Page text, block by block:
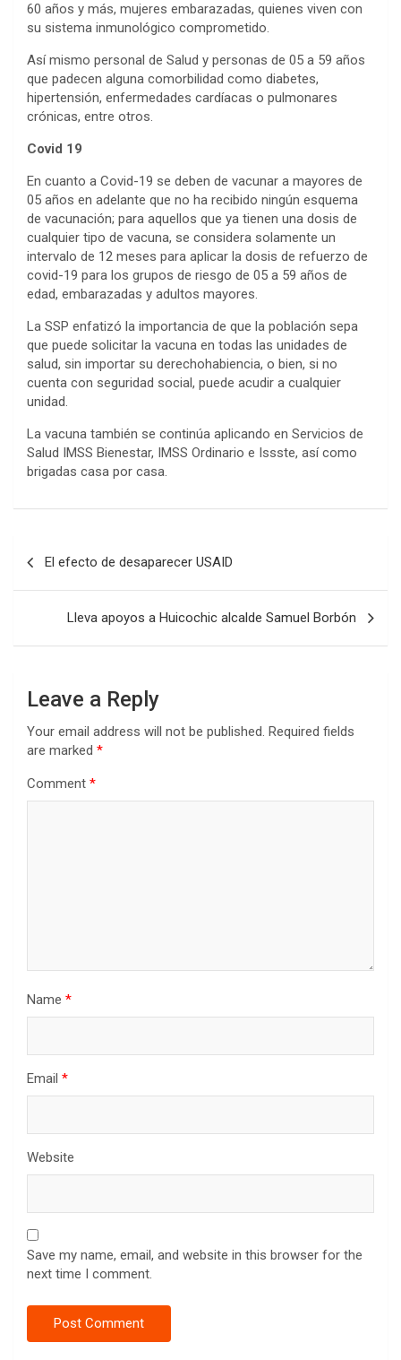
60 años y más, mujeres embarazadas, quienes viven con
su sistema inmunológico comprometido.
Así mismo personal de Salud y personas de 05 a 59 años
que padecen alguna comorbilidad como diabetes,
hipertensión, enfermedades cardíacas o pulmonares
crónicas, entre otros.
Covid 19
En cuanto a Covid-19 se deben de vacunar a mayores de
05 años en adelante que no ha recibido ningún esquema
de vacunación; para aquellos que ya tienen una dosis de
cualquier tipo de vacuna, se considera solamente un
intervalo de 12 meses para aplicar la dosis de refuerzo de
covid-19 para los grupos de riesgo de 05 a 59 años de
edad, embarazadas y adultos mayores.
La SSP enfatizó la importancia de que la población sepa
que puede solicitar la vacuna en todas las unidades de
salud, sin importar su derechohabiencia, o bien, si no
cuenta con seguridad social, puede acudir a cualquier
unidad.
La vacuna también se continúa aplicando en Servicios de
Salud IMSS Bienestar, IMSS Ordinario e Issste, así como
brigadas casa por casa.
El efecto de desaparecer USAID
Lleva apoyos a Huicochic alcalde Samuel Borbón
Leave a Reply
Your email address will not be published. Required fields
are marked *
Comment *
Name *
Email *
Website
Save my name, email, and website in this browser for the
next time I comment.